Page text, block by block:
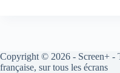
en
Copyright © 2026 - Screen+ -
française, sur tous les écrans